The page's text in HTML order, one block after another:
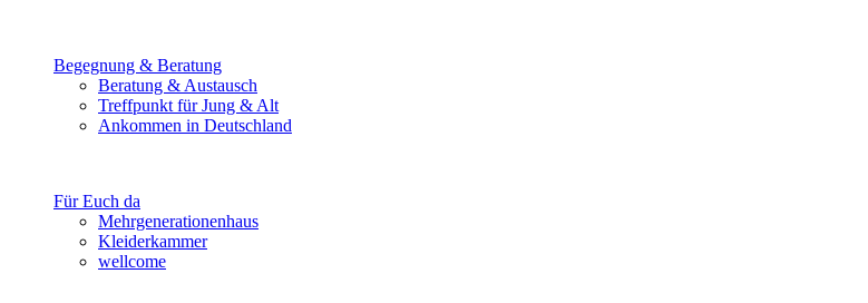
Begegnung & Beratung
Beratung & Austausch
Treffpunkt für Jung & Alt
Ankommen in Deutschland
Für Euch da
Mehrgenerationenhaus
Kleiderkammer
wellcome